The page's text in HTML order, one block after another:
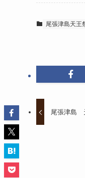
尾張津島天王
尾張津島